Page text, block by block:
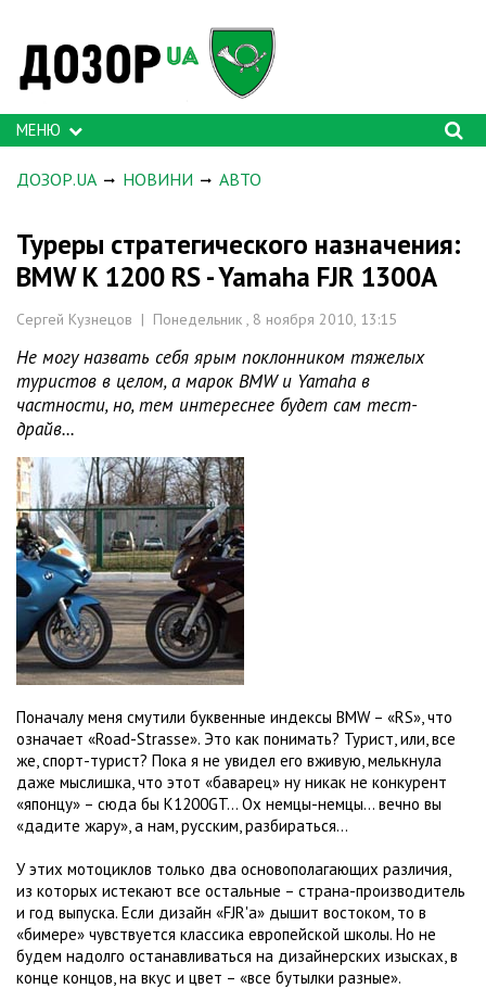
МЕНЮ
ДОЗОР.UA НОВИНИ АВТО
Туреры стратегического назначения:
BMW K 1200 RS - Yamaha FJR 1300A
Сергей Кузнецов | Понедельник , 8 ноября 2010, 13:15
Не могу назвать себя ярым поклонником тяжелых
туристов в целом, а марок BMW и Yamaha в
частности, но, тем интереснее будет сам тест-
драйв...
Поначалу меня смутили буквенные индексы BMW – «RS», что
означает «Road-Strasse». Это как понимать? Турист, или, все
же, спорт-турист? Пока я не увидел его вживую, мелькнула
даже мыслишка, что этот «баварец» ну никак не конкурент
«японцу» – cюда бы K1200GT… Ох немцы-немцы… вечно вы
«дадите жару», а нам, русским, разбираться…
У этих мотоциклов только два основополагающих различия,
из которых истекают все остальные – страна-производитель
и год выпуска. Если дизайн «FJR'а» дышит востоком, то в
«бимере» чувствуется классика европейской школы. Но не
будем надолго останавливаться на дизайнерских изысках, в
конце концов, на вкус и цвет – «все бутылки разные».